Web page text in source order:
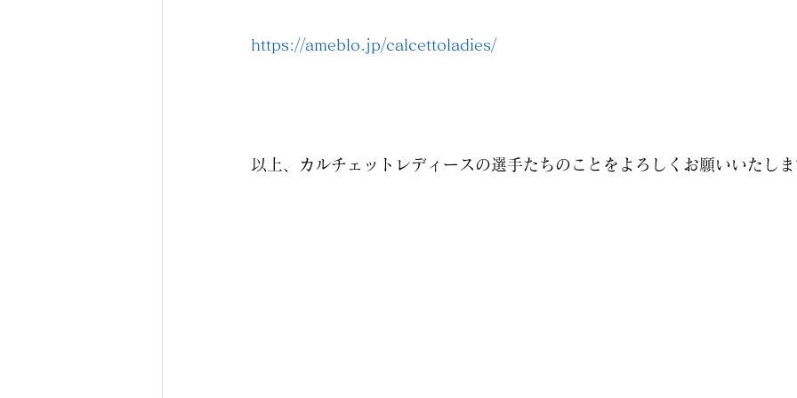
https://ameblo.jp/calcettoladies/
以上、カルチェットレディースの選手たちのことをよろしくお願いいたし